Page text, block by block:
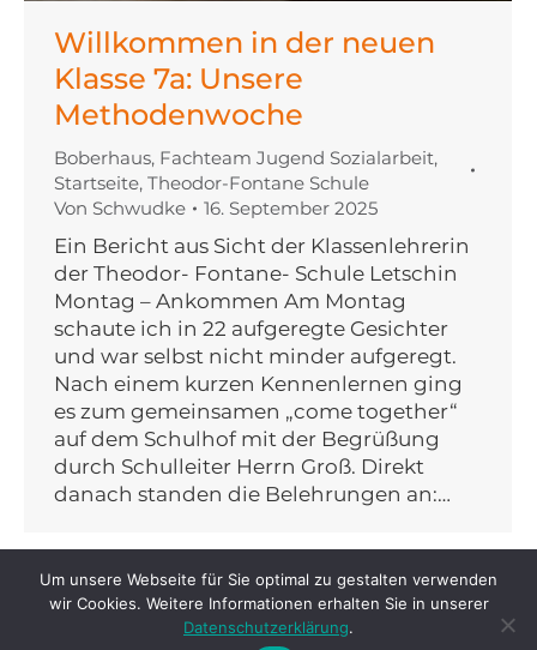
Willkommen in der neuen
Klasse 7a: Unsere
Methodenwoche
Boberhaus, Fachteam Jugend Sozialarbeit,
Startseite, Theodor-Fontane Schule
Von Schwudke 16. September 2025
Ein Bericht aus Sicht der Klassenlehrerin
der Theodor- Fontane- Schule Letschin
Montag – Ankommen Am Montag
schaute ich in 22 aufgeregte Gesichter
und war selbst nicht minder aufgeregt.
Nach einem kurzen Kennenlernen ging
es zum gemeinsamen „come together“
auf dem Schulhof mit der Begrüßung
durch Schulleiter Herrn Groß. Direkt
danach standen die Belehrungen an:…
Um unsere Webseite für Sie optimal zu gestalten verwenden
wir Cookies. Weitere Informationen erhalten Sie in unserer
Datenschutzerklärung.